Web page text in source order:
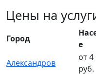
Цены на
Город
е
Александров
от 4
руб.